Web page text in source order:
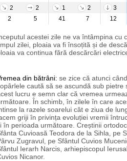
2
2 1 2 3
2
5 41 7 12
acestei zile ne va întâmpina cu
zilei, ploaia va fi însoțită și de
va continua fără descărcări
din bătrâni: se zice că atunci
caută să se ascundă sub pietre
lucru e semn clar că vremea
În schimb, în zilele în care
la razele soarelui cât e ziua de
griji în privința evoluției vremii
în perioada următoare. Creștinii
Cuvioasă Teodora de la Sihla, pe
Zugravul, pe Sfântul Cuvios
Ierarh Narcis, arhiepiscopul
Nicanor.